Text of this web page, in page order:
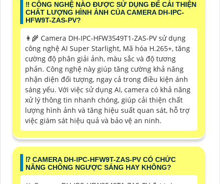
‼️ CÔNG NGHỆ NÀO ĐƯỢC SỬ DỤNG ĐỂ CẢI THIỆN
CHẤT LƯỢNG HÌNH ẢNH CỦA CAMERA DH-IPC-
HFW9T-ZAS-PV?
👩‍🌾 Camera DH-IPC-HFW3549T1-ZAS-PV sử dụng
công nghệ AI Super Starlight, Mã hóa H.265+, tăng
cường độ phân giải ảnh, màu sắc và độ tương
phản. Công nghệ này giúp tăng cường khả năng
nhận diện đối tượng, ngay cả trong điều kiện ánh
sáng yếu. Với việc sử dụng AI, camera có khả năng
xử lý thông tin nhanh chóng, giúp cải thiện chất
lượng hình ảnh và tăng hiệu suất quan sát, hỗ trợ
việc giám sát hiệu quả và bảo vệ an ninh.
⁉️ CAMERA DH-IPC-HFW9T-ZAS-PV CÓ CHỨC
NĂNG CHỐNG NGƯỢC SÁNG HAY KHÔNG?